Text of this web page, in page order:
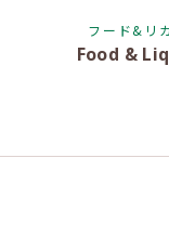
フード&リ
Food &